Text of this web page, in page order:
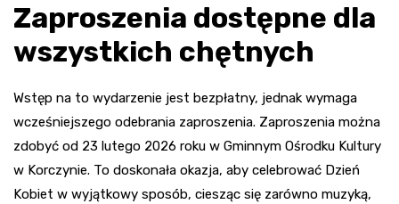
Zaproszenia dostępne dla
wszystkich chętnych
Wstęp na to wydarzenie jest bezpłatny, jednak wymaga
wcześniejszego odebrania zaproszenia. Zaproszenia można
zdobyć od 23 lutego 2026 roku w Gminnym Ośrodku Kultury
w Korczynie. To doskonała okazja, aby celebrować Dzień
Kobiet w wyjątkowy sposób, ciesząc się zarówno muzyką,